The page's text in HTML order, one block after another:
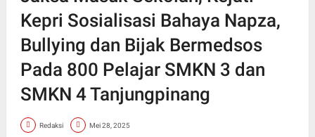
Kepri Sosialisasi Bahaya Napza,
Bullying dan Bijak Bermedsos
Pada 800 Pelajar SMKN 3 dan
SMKN 4 Tanjungpinang
Redaksi Mei 28, 2025